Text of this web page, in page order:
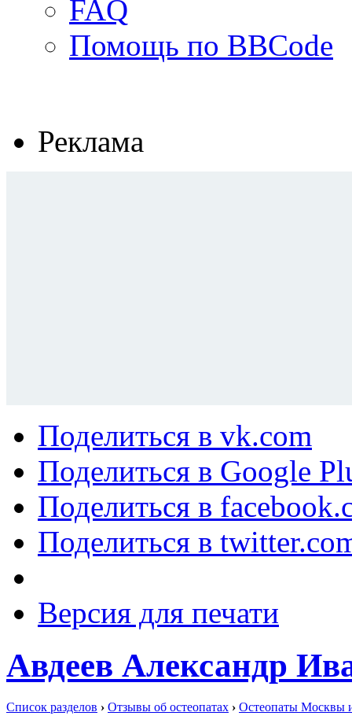
FAQ
Помощь по BBCode
Реклама
Поделиться в vk.com
Поделиться в Google
Поделиться в
Поделиться в
Версия для печати
Авдеев Александр
Список разделов › Отзывы об остеопатах › Остеопаты Москвы